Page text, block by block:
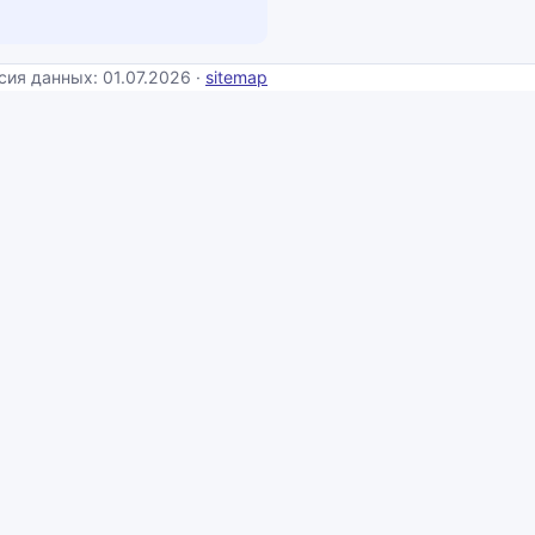
данных: 01.07.2026 · sitemap